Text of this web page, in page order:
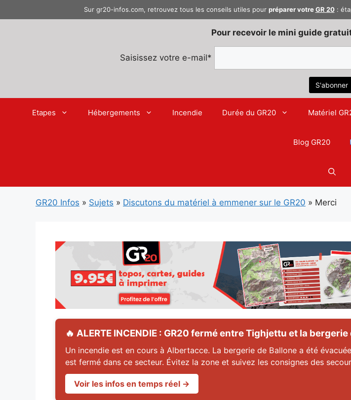
au
Sur gr20-infos.com, retrouvez tous les conseils utiles pour préparer votreGR 20:
Pour recevoir le mini guide
Saisissez votre e-mail*
Etapes Hébergements Incendie Durée du GR20 Matériel
Blog GR20
GR20 Infos » Sujets » Discutons du matériel à emmener sur le GR20 » Merci
🔥 ALERTE INCENDIE : GR20 fermé entre Tighjettu et la
Un incendie est en cours à Albertacce. La bergerie de Ballone a été
est fermé dans ce secteur. Évitez la zone et suivez les consignes des
Voir les infos en temps réel →